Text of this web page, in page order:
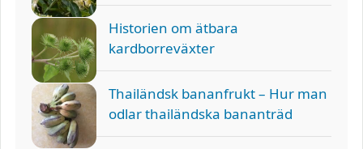
Historien om ätbara
kardborreväxter
Thailändsk bananfrukt – Hur man
odlar thailändska bananträd